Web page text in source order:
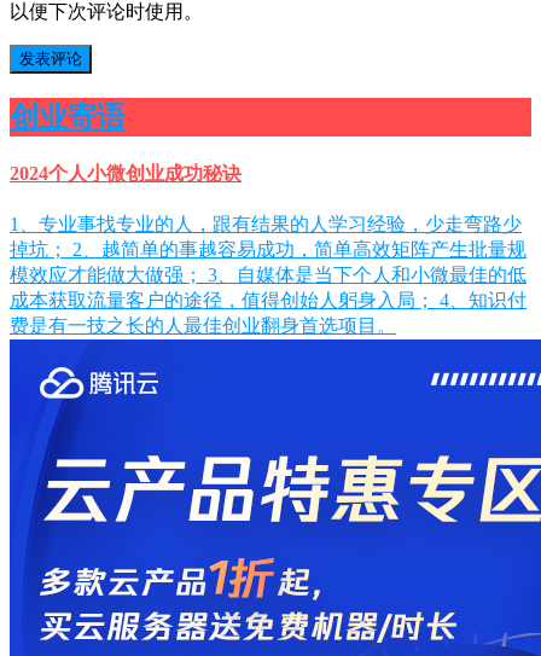
以便下次评论时使用。
创业寄语
2024个人小微创业成功秘诀
1、专业事找专业的人，跟有结果的人学习经验，少走弯路少
掉坑； 2、越简单的事越容易成功，简单高效矩阵产生批量规
模效应才能做大做强； 3、自媒体是当下个人和小微最佳的低
成本获取流量客户的途径，值得创始人躬身入局； 4、知识付
费是有一技之长的人最佳创业翻身首选项目。